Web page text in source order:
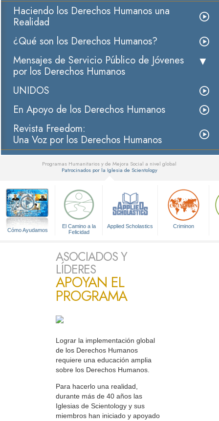
Haciendo los Derechos Humanos una
Realidad
¿Qué son los Derechos Humanos?
Mensajes de Servicio Público de Jóvenes
por los Derechos Humanos
UNIDOS
En Apoyo de los Derechos Humanos
Revista Freedom:
Una Voz por los Derechos Humanos
Programas Humanitarios y de Mejora Social a nivel global
Patrocinados por la Iglesia de Scientology
Cómo Ayudamos
El Camino a la
Felicidad
Applied Scholastics Criminon
ASOCIADOS Y
LÍDERES
APOYAN EL
PROGRAMA
Lograr la implementación global
de los Derechos Humanos
requiere una educación amplia
sobre los Derechos Humanos.
Para hacerlo una realidad,
durante más de 40 años las
Iglesias de Scientology y sus
miembros han iniciado y apoyado